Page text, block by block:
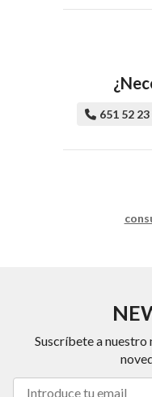
651 52 23
Suscríbete a